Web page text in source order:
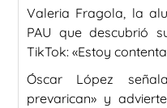
Valeria Fragola, la
PAU que descubrió
TikTok: «Estoy
Óscar López
prevarican» y